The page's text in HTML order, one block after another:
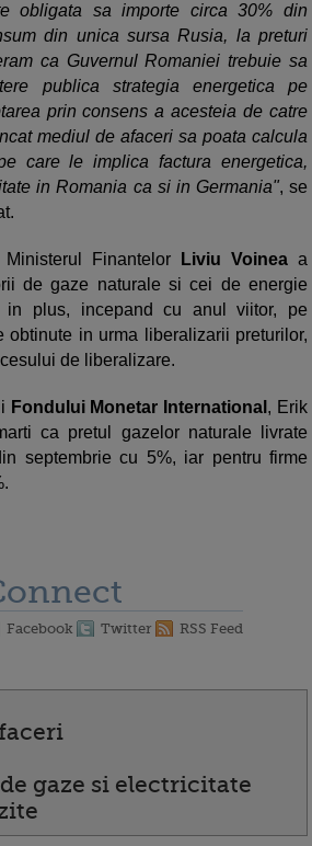
obligata sa importe circa 30% din
din unica sursa Rusia, la preturi
ca Guvernul Romaniei trebuie sa
publica strategia energetica pe
prin consens a acesteia de catre
mediul de afaceri sa poata calcula
care le implica factura energetica,
in Romania ca si in Germania", se
Finantelor Liviu Voinea a
de gaze naturale si cei de energie
plus, incepand cu anul viitor, pe
obtinute in urma liberalizarii preturilor,
de liberalizare.
Fondului Monetar International , Erik
ca pretul gazelor naturale livrate
septembrie cu 5%, iar pentru firme
Facebook Twitter RSS Feed
gaze si electricitate